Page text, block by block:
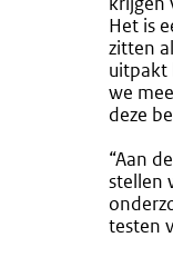
Het is
zitten
uitpakt
we
deze
“Aan
stellen
testen